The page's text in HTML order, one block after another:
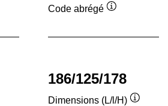
Code abrégé
186/125/178
Dimensions (L/l/H)